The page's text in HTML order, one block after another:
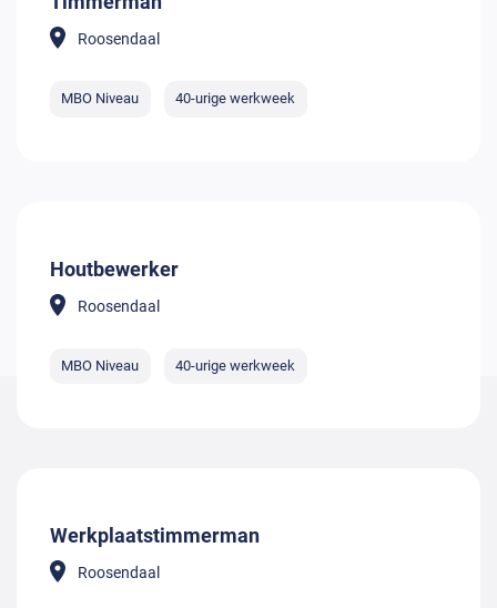
Roosendaal
MBO Niveau 40-urige werkweek
Houtbewerker
Roosendaal
MBO Niveau 40-urige werkweek
Werkplaatstimmerman
Roosendaal